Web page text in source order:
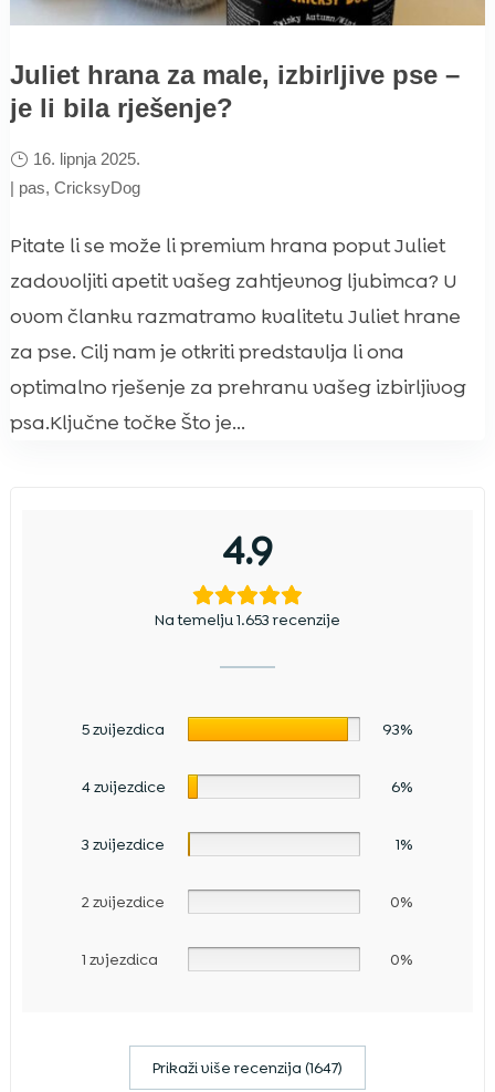
Juliet hrana za male, izbirljive pse –
je li bila rješenje?
16. lipnja 2025.
| pas, CricksyDog
Pitate li se može li premium hrana poput Juliet
zadovoljiti apetit vašeg zahtjevnog ljubimca? U
ovom članku razmatramo kvalitetu Juliet hrane
za pse. Cilj nam je otkriti predstavlja li ona
optimalno rješenje za prehranu vašeg izbirljivog
psa.Ključne točke Što je...
4.9
Na temelju 1.653 recenzije
5 zvijezdica 93%
4 zvijezdice 6%
3 zvijezdice 1%
2 zvijezdice 0%
1 zvjezdica 0%
Prikaži više recenzija (1647)